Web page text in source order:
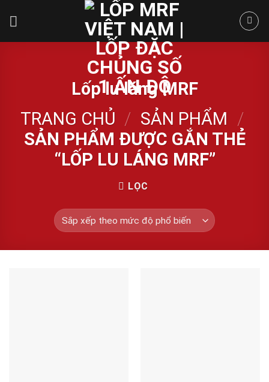
Lốp lu láng MRF
TRANG CHỦ / SẢN PHẨM /
SẢN PHẨM ĐƯỢC GẮN THẺ
“LỐP LU LÁNG MRF”
LỌC